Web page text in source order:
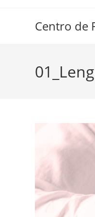
Centro de